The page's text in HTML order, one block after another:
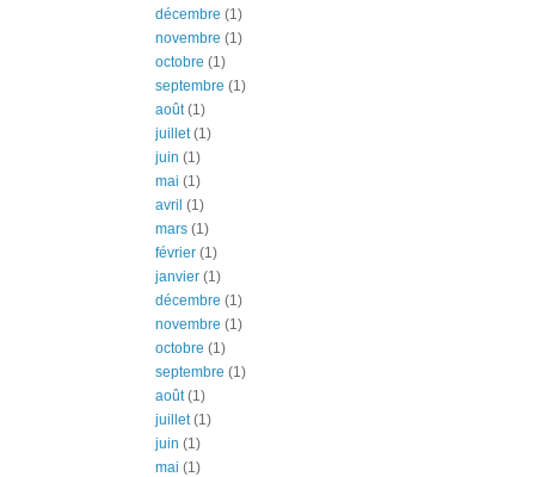
décembre (1)
novembre (1)
octobre (1)
septembre (1)
août(1)
juillet(1)
juin (1)
mai (1)
avril (1)
mars (1)
février (1)
janvier (1)
décembre (1)
novembre (1)
octobre (1)
septembre (1)
août(1)
juillet(1)
juin (1)
mai (1)